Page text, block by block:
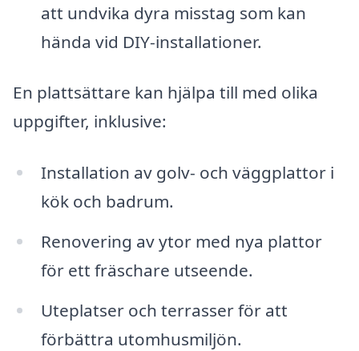
att undvika dyra misstag som kan
hända vid DIY-installationer.
En plattsättare kan hjälpa till med olika
uppgifter, inklusive:
Installation av golv- och väggplattor i
kök och badrum.
Renovering av ytor med nya plattor
för ett fräschare utseende.
Uteplatser och terrasser för att
förbättra utomhusmiljön.